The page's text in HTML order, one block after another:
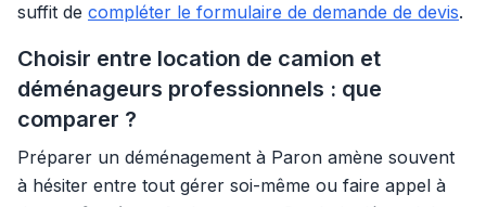
suffit de compléter le formulaire de demande de devis.
Choisir entre location de camion et
déménageurs professionnels : que
comparer ?
Préparer un déménagement à Paron amène souvent
à hésiter entre tout gérer soi-même ou faire appel à